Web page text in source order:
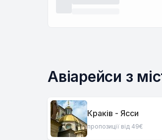
Авіарейси з
Краків - Ясси
пропозиції від 49€